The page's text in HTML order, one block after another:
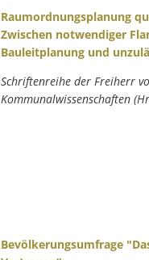
Raumordnungsplanung
Zwischen notwendiger
Bauleitplanung und
Schriftenreihe der Freiherr
Kommunalwissenschaften
Bevölkerungsumfrage